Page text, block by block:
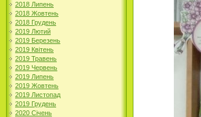
2018 Липень
2018 Жовтень
2018 Грудень
2019 Лютий
2019 Березень
2019 Квітень
2019 Травень
2019 Червень
2019 Липень
2019 Жовтень
2019 Листопад
2019 Грудень
2020 Січень